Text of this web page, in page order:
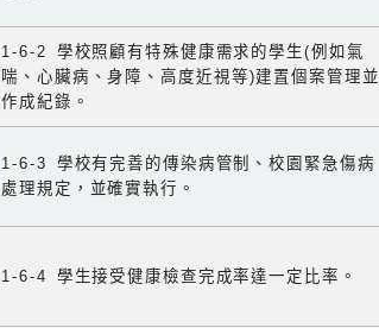
1-6-2 學校照顧有特殊健康需求的學生(例如氣
喘、心臟病、身障、高度近視等)建置個案管理並
作成紀錄。
1-6-3 學校有完善的傳染病管制、校園緊急傷病
處理規定，並確實執行。
1-6-4 學生接受健康檢查完成率達一定比率。